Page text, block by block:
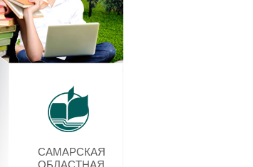
САМАРСКАЯ
ОБЛАСТНАЯ